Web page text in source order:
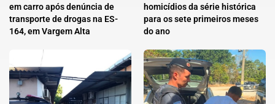
em carro após denúncia de
transporte de drogas na ES-
164, em Vargem Alta
homicídios da série histórica
para os sete primeiros meses
do ano